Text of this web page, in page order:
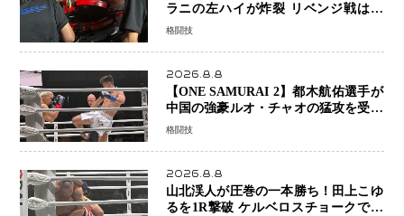
ラニの左ハイが炸裂 リベンジ戦は一
瞬で決着
格闘技
2026.8.8
【ONE SAMURAI 2】都木航佑選手が
中国の強豪ルオ・チャオの猛攻を受け
ながらも的確な攻撃で応戦 最後まで
格闘技
2026.8.8
山北渓人が圧巻の一本勝ち！田上こゆ
るを1R撃破 ケルベロスチョークで存